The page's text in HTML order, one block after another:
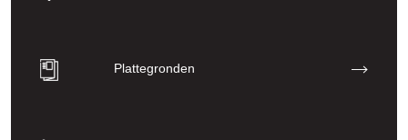
Plattegronden